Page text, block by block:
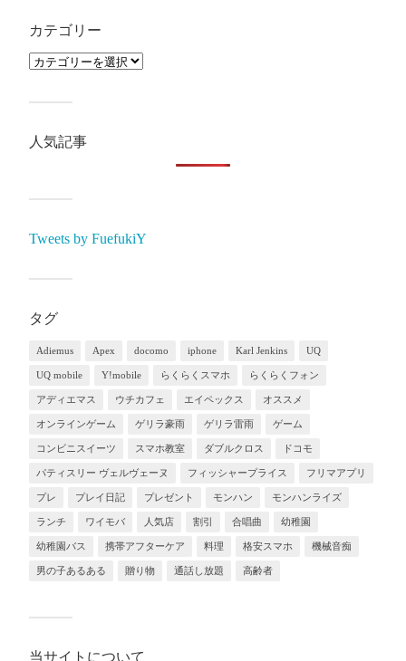
カテゴリー
人気記事
Tweets by FuefukiY
タグ
Adiemus Apex docomo iphone Karl Jenkins UQ
UQ mobile Y!mobile らくらくスマホ らくらくフォン
アディエマス ウチカフェ エイペックス オススメ
オンラインゲーム ゲリラ豪雨 ゲリラ雷雨 ゲーム
コンビニスイーツ スマホ教室 ダブルクロス ドコモ
パティスリー ヴェルヴェーヌ フィッシャープライス フリマアプリ
プレ プレイ日記 プレゼント モンハン モンハンライズ
ランチ ワイモバ 人気店 割引 合唱曲 幼稚園
幼稚園バス 携帯アフターケア 料理 格安スマホ 機械音痴
男の子あるある 贈り物 通話し放題 高齢者
当サイトについて